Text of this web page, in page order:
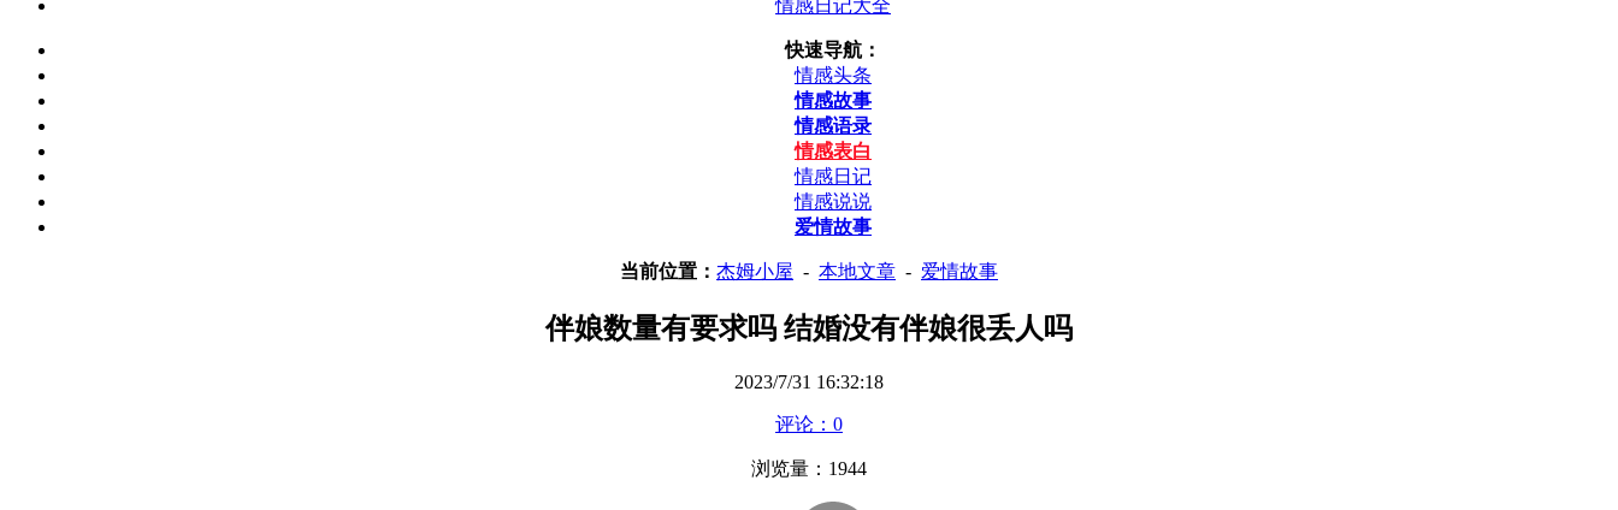
情感日记大全
快速导航：
情感头条
情感故事
情感语录
情感表白
情感日记
情感说说
爱情故事
当前位置： 杰姆小屋 - 本地文章 - 爱情故事
伴娘数量有要求吗 结婚没有伴娘很丢人吗
2023/7/31 16:32:18
评论：0
浏览量：1944